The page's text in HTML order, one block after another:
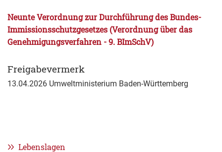
Neunte Verordnung zur Durchführung des Bundes-
Immissionsschutzgesetzes (Verordnung über das
Genehmigungsverfahren - 9. BImSchV)
Freigabevermerk
13.04.2026 Umweltministerium Baden-Württemberg
Lebenslagen